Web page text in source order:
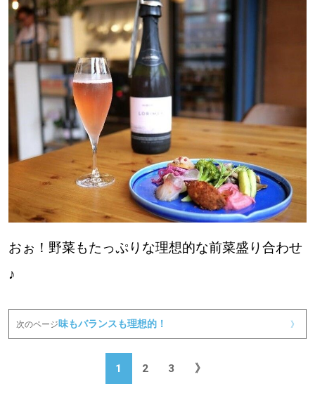
おぉ！野菜もたっぷりな理想的な前菜盛り合わせ
♪
次のページ味もバランスも理想的！ 》
1 2 3 》